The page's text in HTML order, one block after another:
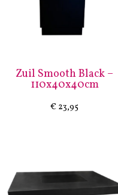
Zuil Smooth Black –
110x40x40cm
€ 23,95